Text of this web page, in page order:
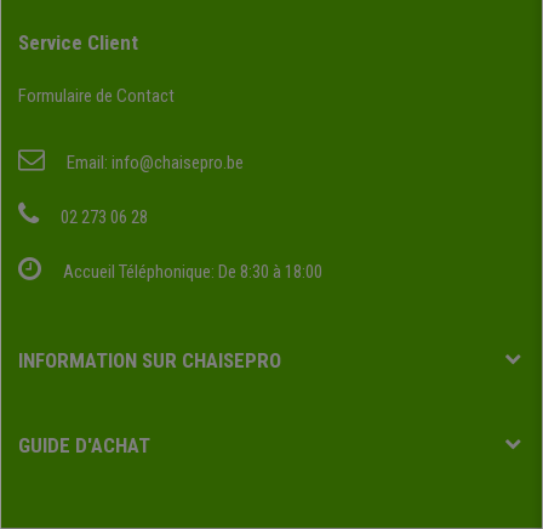
Service Client
Formulaire de Contact
Email: info@chaisepro.be
02 273 06 28
Accueil Téléphonique: De 8:30 à 18:00
INFORMATION SUR CHAISEPRO
GUIDE D'ACHAT